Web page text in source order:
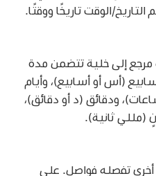
الوقت تاريخًا ووقتًا.
مرجع إلى خلية تتضمن مدة
(أس أو أسابيع)، وأيام
ودقائق (د أو دقائق)،
(مللي ثانية).
تفصله فواصل. على